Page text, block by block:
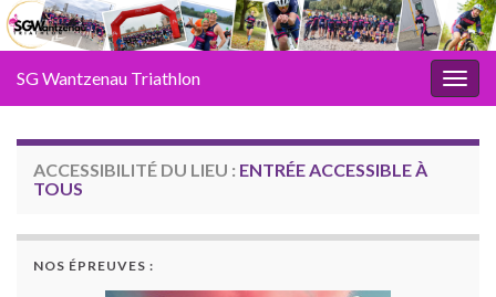
SG Wantzenau Triathlon
ACCESSIBILITÉ DU LIEU : ENTRÉE ACCESSIBLE À
TOUS
NOS ÉPREUVES :